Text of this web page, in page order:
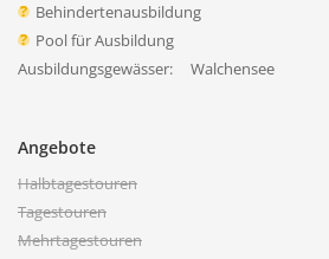
Behindertenausbildung
Pool für Ausbildung
Ausbildungsgewässer:
Walchensee
Angebote
Halbtagestouren
Tagestouren
Mehrtagestouren